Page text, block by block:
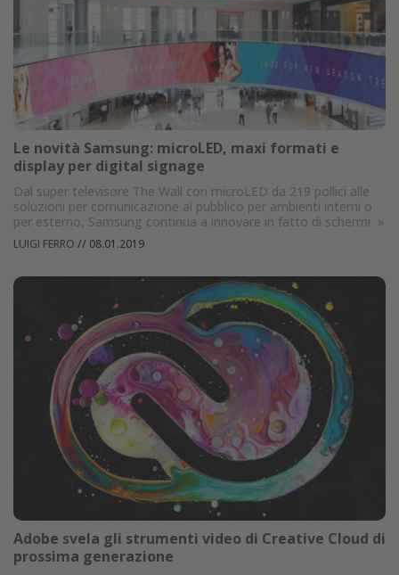
Le novità Samsung: microLED, maxi formati e
display per digital signage
Dal super televisore The Wall con microLED da 219 pollici alle
soluzioni per comunicazione al pubblico per ambienti interni o
per esterno, Samsung continua a innovare in fatto di schermi »
LUIGI FERRO // 08.01.2019
Adobe svela gli strumenti video di Creative Cloud di
prossima generazione